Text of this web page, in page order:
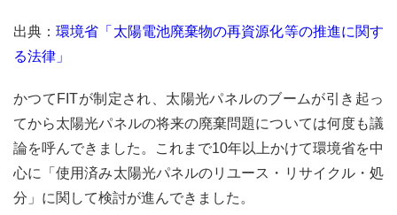
出典：環境省「太陽電池廃棄物の再資源化等の推進に関す
る法律」
かつてFITが制定され、太陽光パネルのブームが引き起っ
てから太陽光パネルの将来の廃棄問題については何度も議
論を呼んできました。これまで10年以上かけて環境省を中
心に「使用済み太陽光パネルのリユース・リサイクル・処
分」に関して検討が進んできました。